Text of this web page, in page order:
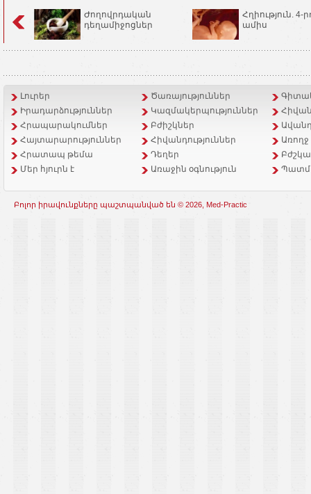
Ժողովրդական
դեղամիջոցներ
Հղիություն. 4-
ամիս
Լուրեր Ծառայություններ
Իրադարձություններ
Կազմակերպություններ
Հրապարակումներ
Բժիշկներ
Հայտարարություններ
Հիվանդություններ
Հրատապ թեմա
Դեղեր
Մեր հյուրն է
Առաջին օգնություն
Բոլոր իրավունքները պաշտպանված են © 2026, Med-Practic